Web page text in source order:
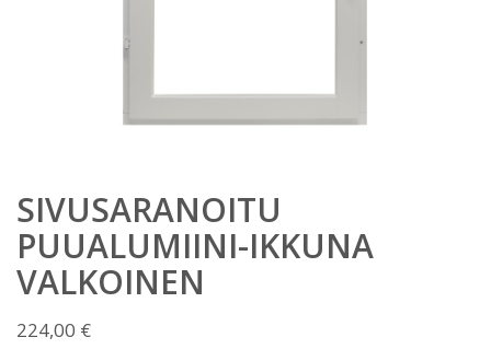
SIVUSARANOITU
PUUALUMIINI-IKKUNA
VALKOINEN
224,00 €